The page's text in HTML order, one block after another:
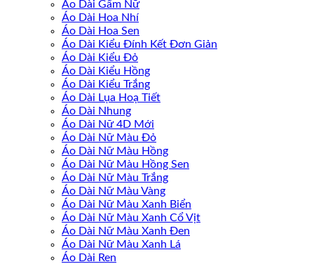
Áo Dài Gấm Nữ
Áo Dài Hoa Nhí
Áo Dài Hoa Sen
Áo Dài Kiểu Đính Kết Đơn Giản
Áo Dài Kiểu Đỏ
Áo Dài Kiểu Hồng
Áo Dài Kiểu Trắng
Áo Dài Lụa Hoạ Tiết
Áo Dài Nhung
Áo Dài Nữ 4D Mới
Áo Dài Nữ Màu Đỏ
Áo Dài Nữ Màu Hồng
Áo Dài Nữ Màu Hồng Sen
Áo Dài Nữ Màu Trắng
Áo Dài Nữ Màu Vàng
Áo Dài Nữ Màu Xanh Biển
Áo Dài Nữ Màu Xanh Cổ Vịt
Áo Dài Nữ Màu Xanh Đen
Áo Dài Nữ Màu Xanh Lá
Áo Dài Ren